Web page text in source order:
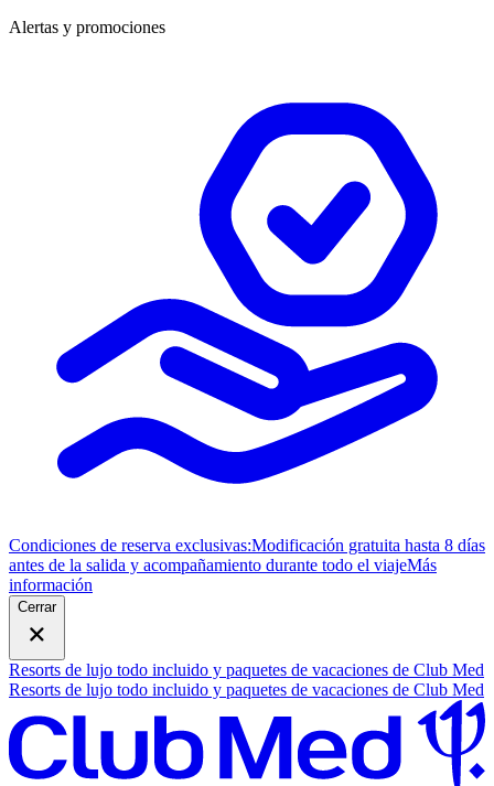
Alertas y promociones
Condiciones de reserva exclusivas:Modificación gratuita hasta 8 días
antes de la salida y acompañamiento durante todo el viajeMás
información
Cerrar
Resorts de lujo todo incluido y paquetes de vacaciones de Club Med
Resorts de lujo todo incluido y paquetes de vacaciones de Club Med